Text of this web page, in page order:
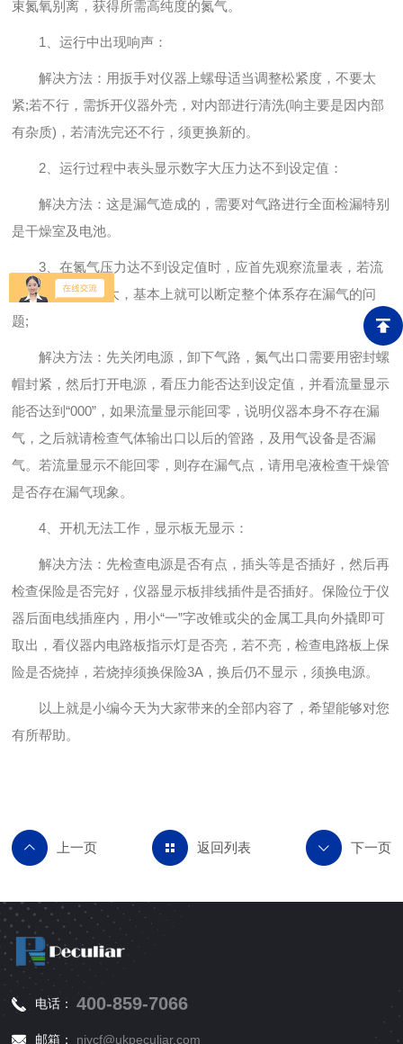
束氮氧别离，获得所需高纯度的氮气。
1、运行中出现响声：
解决方法：用扳手对仪器上螺母适当调整松紧度，不要太
紧;若不行，需拆开仪器外壳，对内部进行清洗(响主要是因内部
有杂质)，若清洗完还不行，须更换新的。
2、运行过程中表头显示数字大压力达不到设定值：
解决方法：这是漏气造成的，需要对气路进行全面检漏特别
是干燥室及电池。
3、在氮气压力达不到设定值时，应首先观察流量表，若流
量显示比平时偏大，基本上就可以断定整个体系存在漏气的问
题;
解决方法：先关闭电源，卸下气路，氮气出口需要用密封螺
帽封紧，然后打开电源，看压力能否达到设定值，并看流量显示
能否达到“000”，如果流量显示能回零，说明仪器本身不存在漏
气，之后就请检查气体输出口以后的管路，及用气设备是否漏
气。若流量显示不能回零，则存在漏气点，请用皂液检查干燥管
是否存在漏气现象。
4、开机无法工作，显示板无显示：
解决方法：先检查电源是否有点，插头等是否插好，然后再
检查保险是否完好，仪器显示板排线插件是否插好。保险位于仪
器后面电线插座内，用小“一”字改锥或尖的金属工具向外撬即可
取出，看仪器内电路板指示灯是否亮，若不亮，检查电路板上保
险是否烧掉，若烧掉须换保险3A，换后仍不显示，须换电源。
以上就是小编今天为大家带来的全部内容了，希望能够对您
有所帮助。
返回列表
电话： 400-859-7066
邮箱： njycf@ukpeculiar.com